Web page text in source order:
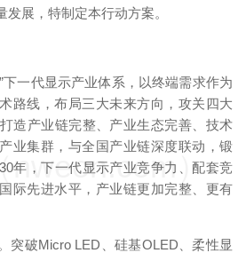
展，特制定本行动方案。
下一代显示产业体系，以终端需求作为
路线，布局三大未来方向，攻关四大
造产业链完整、产业生态完善、技术
业集群，与全国产业链深度联动，锻
年，下一代显示产业竞争力、配套竞
际先进水平，产业链更加完整、更有
破Micro LED、硅基OLED、柔性显
nweon.com）